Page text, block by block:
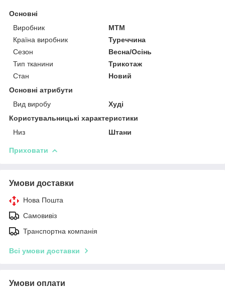
Основні
Виробник
MTM
Країна виробник
Туреччина
Сезон
Весна/Осінь
Тип тканини
Трикотаж
Стан
Новий
Основні атрибути
Вид виробу
Худі
Користувальницькі характеристики
Низ
Штани
Приховати
Умови доставки
Нова Пошта
Самовивіз
Транспортна компанія
Всі умови доставки
Умови оплати